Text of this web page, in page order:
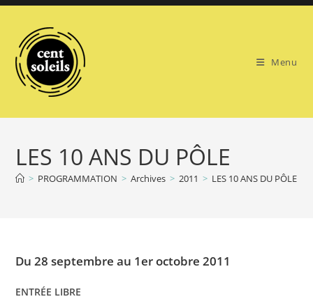
Skip
content
Menu
LES 10 ANS DU PÔLE
> PROGRAMMATION > Archives > 2011 > LES 10 ANS DU PÔLE
Du 28 septembre au 1er octobre 2011
ENTRÉE LIBRE